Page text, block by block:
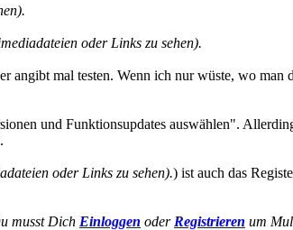
oder Links zu sehen).
mal testen. Wenn ich nur wüste, wo man
und Funktionsupdates auswählen".
oder Links zu sehen).) ist auch das
musst Dich Einloggen oder Registrieren um